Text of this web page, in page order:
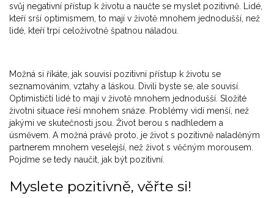
svůj negativní přístup k životu a naučte se myslet pozitivně. Lidé,
kteří srší optimismem, to mají v životě mnohem jednodušší, než
lidé, kteří trpí celoživotně špatnou náladou.
Možná si říkáte, jak souvisí pozitivní přístup k životu se
seznamováním, vztahy a láskou. Divili byste se, ale souvisí.
Optimističtí lidé to mají v životě mnohem jednodušší. Složité
životní situace řeší mnohem snáze. Problémy vidí menší, než
jakými ve skutečnosti jsou. Život berou s nadhledem a
úsměvem. A možná právě proto, je život s pozitivně naladěným
partnerem mnohem veselejší, než život s věčným morousem.
Pojďme se tedy naučit, jak být pozitivní.
Myslete pozitivně, věřte si!